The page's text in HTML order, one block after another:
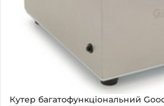
Кутер багатофункціональний